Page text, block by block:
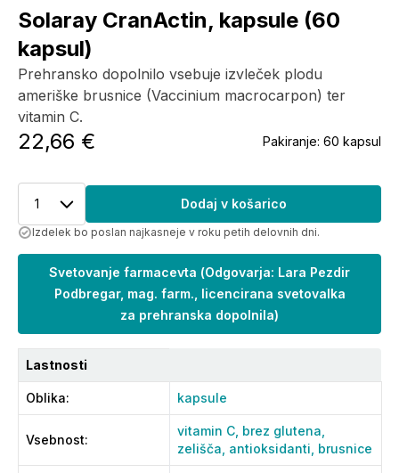
Solaray CranActin, kapsule (60
kapsul)
Prehransko dopolnilo vsebuje izvleček plodu
ameriške brusnice (Vaccinium macrocarpon) ter
vitamin C.
22,66 € Pakiranje: 60 kapsul
1 Dodaj v košarico
Izdelek bo poslan najkasneje v roku petih delovnih dni.
Svetovanje farmacevta (Odgovarja: Lara Pezdir
Podbregar, mag. farm., licencirana svetovalka
za prehranska dopolnila)
Lastnosti
Oblika: kapsule
Vsebnost:
vitamin C, brez glutena,
zelišča, antioksidanti, brusnice